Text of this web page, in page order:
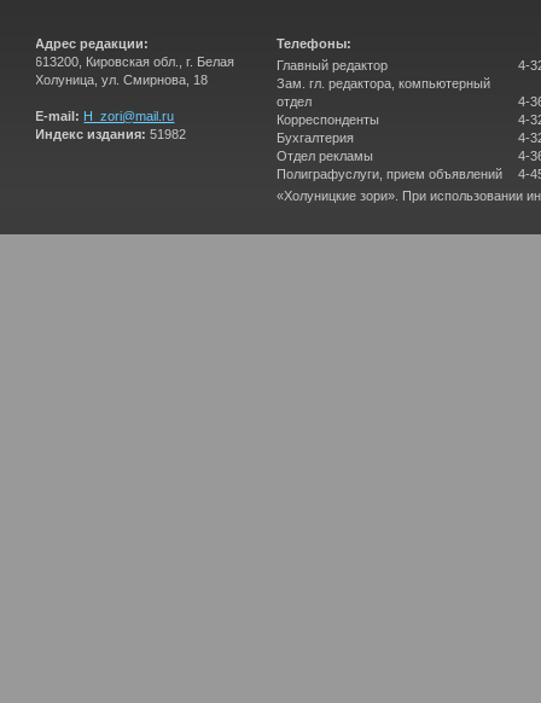
Адрес редакции:
613200, Кировская обл., г. Белая
Холуница, ул. Смирнова, 18
E-mail: H_zori@mail.ru
Индекс издания: 51982
Телефоны:
Главный редактор
Зам. гл. редактора, компьютерный
отдел
Корреспонденты
Бухгалтерия
Отдел рекламы
Полиграфуслуги, прием объявлений
4-
4-
4-
4-
4-
4-
«Холуницкие зори». При использовании